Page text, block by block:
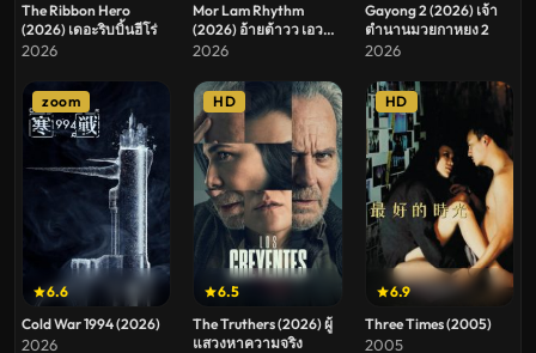
The Ribbon Hero
(2026) เดอะริบบิ้นฮีโร่
2026
Mor Lam Rhythm
(2026) อ้ายต้าวว เอว
หวาน ระเบียบวาทะศิลป์
2026
Gayong 2 (2026) เจ้า
ตำนานมวยกาหยง 2
2026
6.6
zoom
Cold War 1994 (2026)
2026
6.5
HD
The Truthers (2026) ผู้
แสวงหาความจริง
6.9
HD
Three Times (2005)
2005